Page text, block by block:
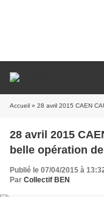
Accueil » 28 avril 2015 CAEN CAUSE
28 avril 2015
belle opération
Publié le 07/04/2015 à
Par Collectif BEN